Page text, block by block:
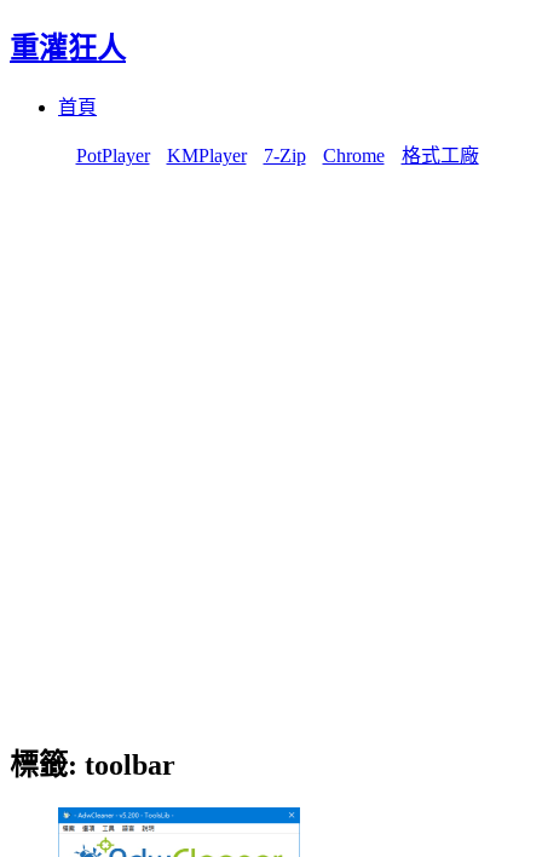
重灌狂人
首頁
PotPlayer KMPlayer 7-Zip Chrome 格式工廠
標籤: toolbar